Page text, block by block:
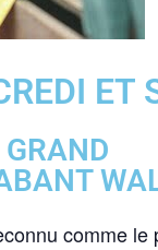
comme